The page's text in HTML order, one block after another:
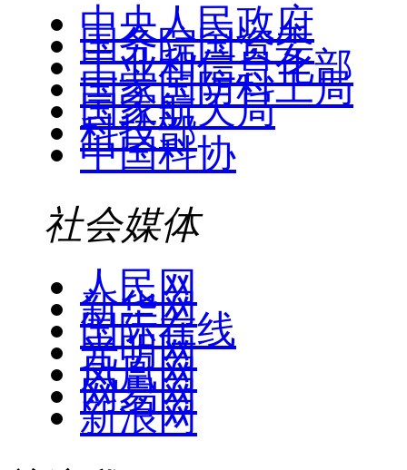
中央人民政府
国务院国资委
工业和信息化部
国家国防科工局
国家航天局
科技部
中国科协
社会媒体
人民网
新华网
国际在线
光明网
凤凰网
网易网
新浪网